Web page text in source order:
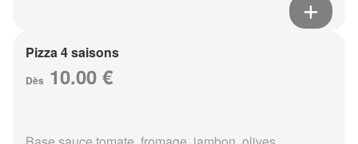
Pizza 4 saisons
Dès 10.00 €